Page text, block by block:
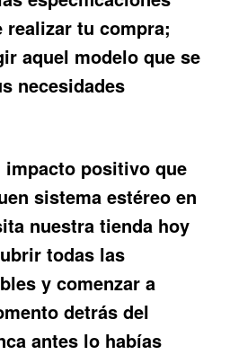
realizar tu compra;
aquel modelo que se
necesidades
impacto positivo que
sistema estéreo en
nuestra tienda hoy
todas las
y comenzar a
detrás del
antes lo habías